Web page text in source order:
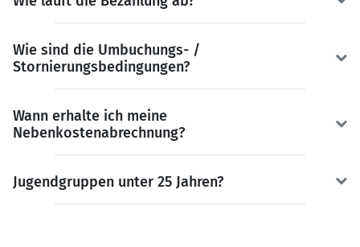
Wie sind die Umbuchungs- /
Stornierungsbedingungen?
Wann erhalte ich meine
Nebenkostenabrechnung?
Jugendgruppen unter 25 Jahren?